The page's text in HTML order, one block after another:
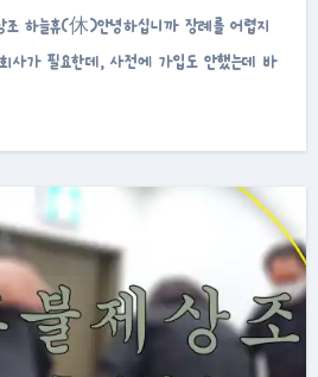
사가 필요한데, 사전에 가입도 안했는데 바